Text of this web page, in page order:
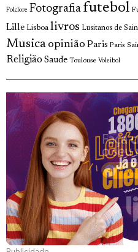
Folclore Fotografia futebol
Lille Lisboa livros Lusitanos de
Musica opinião Paris Paris
Religião Saude Toulouse Voleibol